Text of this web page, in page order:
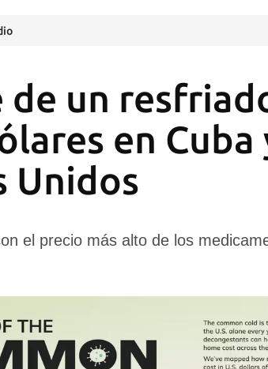
de un
en Cuba
Unidos
el precio más alto de los